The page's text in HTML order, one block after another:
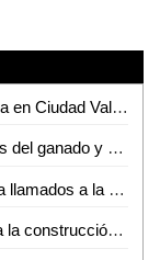
Podría haber incremento en tarifas de agua en Ciudad Valles; DAPAS evalúa ajuste
El gusano barrenador puede llegar a través del ganado y animales domésticos a SLP
Unión Ganadera de Ciudad Valles refuerza llamados a la regularización del ganado
Consejo del Agua en Ciudad Valles solicita la construcción de una presa a Claudia Sheinbaum